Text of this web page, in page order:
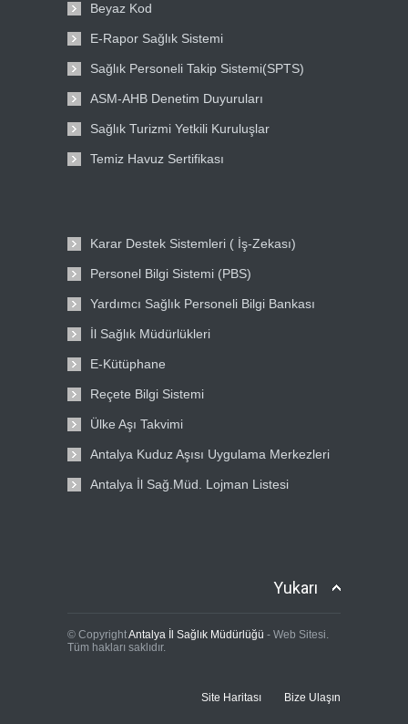
Beyaz Kod
E-Rapor Sağlık Sistemi
Sağlık Personeli Takip Sistemi(SPTS)
ASM-AHB Denetim Duyuruları
Sağlık Turizmi Yetkili Kuruluşlar
Temiz Havuz Sertifikası
Karar Destek Sistemleri ( İş-Zekası)
Personel Bilgi Sistemi (PBS)
Yardımcı Sağlık Personeli Bilgi Bankası
İl Sağlık Müdürlükleri
E-Kütüphane
Reçete Bilgi Sistemi
Ülke Aşı Takvimi
Antalya Kuduz Aşısı Uygulama Merkezleri
Antalya İl Sağ.Müd. Lojman Listesi
Yukarı
© CopyrightAntalya İl Sağlık Müdürlüğü - Web Sitesi.
Tüm hakları saklıdır.
Site Haritası Bize Ulaşın